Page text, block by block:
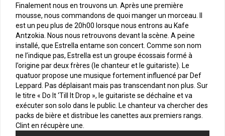
Finalement nous en trouvons un. Après une première
mousse, nous commandons de quoi manger un morceau. Il
est un peu plus de 20h00 lorsque nous entrons au Kafe
Antzokia. Nous nous retrouvons devant la scène. A peine
installé, que Estrella entame son concert. Comme son nom
ne l’indique pas, Estrella est un groupe écossais formé à
l’origine par deux frères (le chanteur et le guitariste). Le
quatuor propose une musique fortement influencé par Def
Leppard. Pas déplaisant mais pas transcendant non plus. Sur
le titre « Do It ‘Till It Drop », le guitariste se déchaîne et va
exécuter son solo dans le public. Le chanteur va chercher des
packs de bière et distribue les canettes aux premiers rangs.
Clint en récupère une.